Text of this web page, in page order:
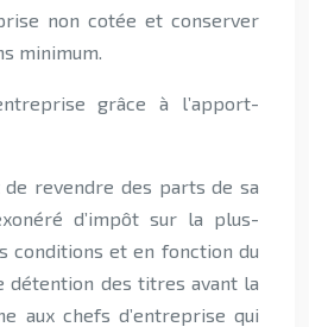
non cotée et conserver
minimum.
grâce à l’apport-
revendre des parts de sa
d’impôt sur la plus-
conditions et en fonction du
détention des titres avant la
aux chefs d’entreprise qui